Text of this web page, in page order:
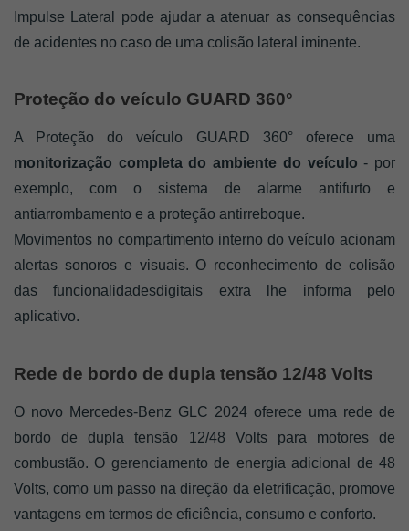
Impulse Lateral pode ajudar a atenuar as consequências
de acidentes no caso de uma colisão lateral iminente.
Proteção do veículo GUARD 360°
monitorização completa do ambiente do veículo - por
exemplo, com o sistema de alarme antifurto e
antiarrombamento e a proteção antirreboque.
Movimentos no compartimento interno do veículo acionam
alertas sonoros e visuais. O reconhecimento de colisão
das funcionalidadesdigitais extra lhe informa pelo
aplicativo.
Rede de bordo de dupla tensão 12/48 Volts
O novo Mercedes-Benz GLC 2024 oferece uma rede de
bordo de dupla tensão 12/48 Volts para motores de
combustão. O gerenciamento de energia adicional de 48
Volts, como um passo na direção da eletrificação, promove
vantagens em termos de eficiência, consumo e conforto.